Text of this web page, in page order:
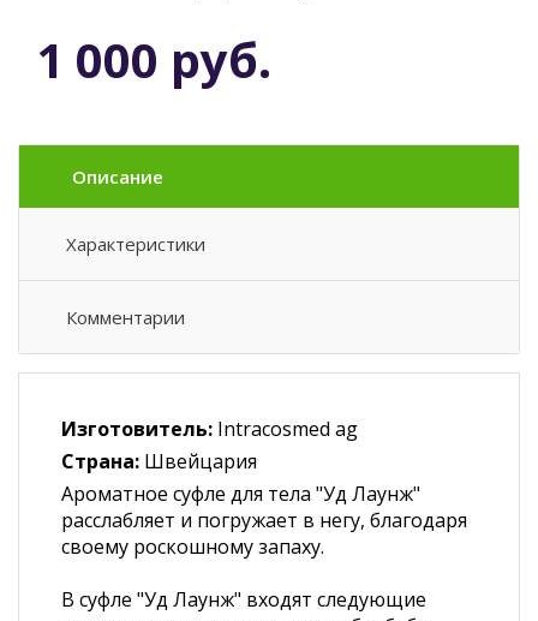
1 000 руб.
Описание
Характеристики
Комментарии
Изготовитель: Intracosmed ag
Страна: Швейцария
Ароматное суфле для тела "Уд Лаунж"
расслабляет и погружает в негу, благодаря
своему роскошному запаху.
В суфле "Уд Лаунж" входят следующие